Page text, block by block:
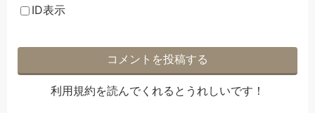
ID表示
利用規約を読んでくれるとうれしいです！